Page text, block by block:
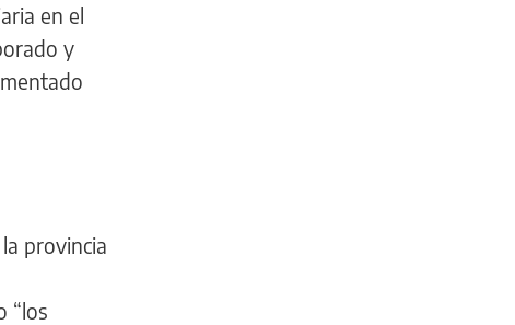
en el
y
provincia
“los